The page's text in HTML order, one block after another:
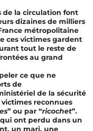
de la circulation font
dizaines de milliers
métropolitaine
ces victimes gardent
tout le reste de
au grand
ce que ne
de
de la sécurité
victimes reconnues
” ou par “ricochet”.
ont perdu dans un
un mari, une